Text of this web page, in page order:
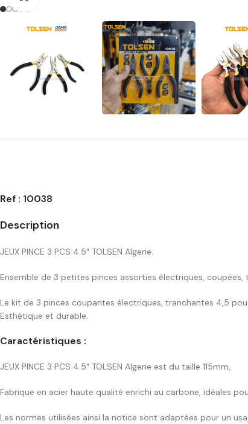
Ref : 10038
Description
JEUX PINCE 3 PCS 4.5″ TOLSEN Algerie.
Ensemble de 3 petites pinces assorties électriques,
Le kit de 3 pinces coupantes électriques, tranchantes 4,5
Esthétique et durable.
Caractéristiques :
JEUX PINCE 3 PCS 4.5″ TOLSEN Algerie est du taille 115mm,
Fabrique en acier haute qualité enrichi au carbone, idéales
Les normes utilisées ainsi la notice sont adaptées pour un